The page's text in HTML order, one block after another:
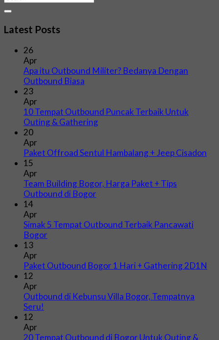
Latest Posts
26
Apr
Apa itu Outbound Militer? Bedanya Dengan
Outbound Biasa
23
Apr
10 Tempat Outbound Puncak Terbaik Untuk
Outing & Gathering
20
Apr
Paket Offroad Sentul Hambalang + Jeep Cisadon
15
Apr
Team Building Bogor, Harga Paket + Tips
Outbound di Bogor
14
Apr
Simak 5 Tempat Outbound Terbaik Pancawati
Bogor
13
Apr
Paket Outbound Bogor 1 Hari + Gathering 2D1N
12
Apr
Outbound di Kebunsu Villa Bogor, Tempatnya
Seru!
12
Apr
20 Tempat Outbound di Bogor Untuk Outing &